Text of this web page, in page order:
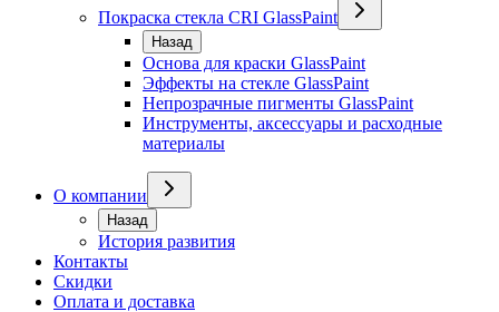
Покраска стекла CRI GlassPaint
Назад
Основа для краски GlassPaint
Эффекты на стекле GlassPaint
Непрозрачные пигменты GlassPaint
Инструменты, аксессуары и расходные
материалы
О компании
Назад
История развития
Контакты
Скидки
Оплата и доставка